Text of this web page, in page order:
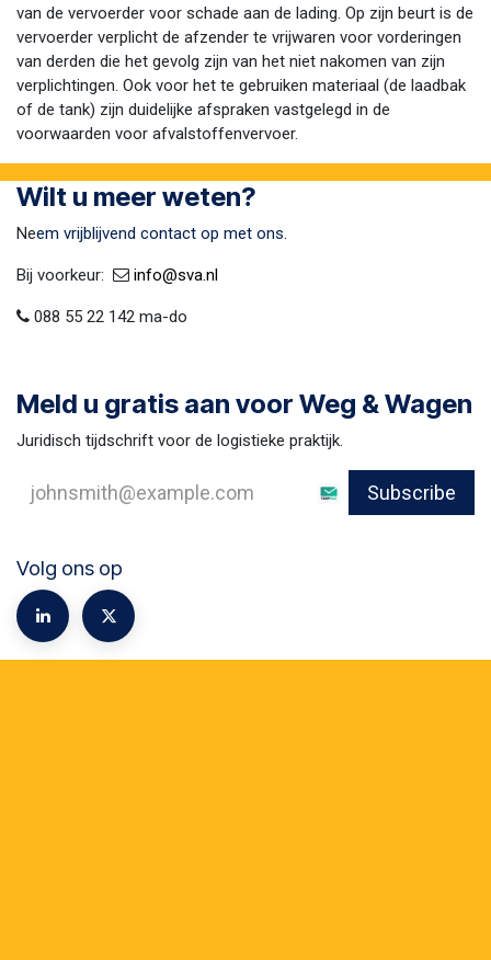
van de vervoerder voor schade aan de lading. Op zijn beurt is de
vervoerder verplicht de afzender te vrijwaren voor vorderingen
van derden die het gevolg zijn van het niet nakomen van zijn
verplichtingen. Ook voor het te gebruiken materiaal (de laadbak
of de tank) zijn duidelijke afspraken vastgelegd in de
voorwaarden voor afvalstoffenvervoer.
Wilt u meer weten?
Neem vrijblijvend contact op met ons.
Bij voorkeur:​ ​ info@sva​.nl
088 55 22 142 ma-do
Meld u gratis aan voor Weg & Wagen
Juridisch tijdschrift voor de logistieke praktijk.
Subscribe
Volg ons op